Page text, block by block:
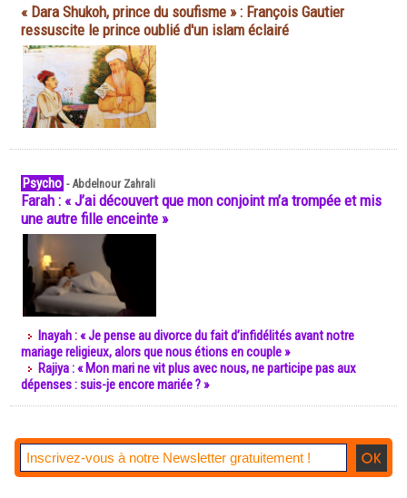
« Dara Shukoh, prince du soufisme » : François Gautier
ressuscite le prince oublié d'un islam éclairé
Psycho -Abdelnour Zahrali
Farah : « J’ai découvert que mon conjoint m’a trompée et mis
une autre fille enceinte »
Inayah : « Je pense au divorce du fait d’infidélités avant notre
mariage religieux, alors que nous étions en couple »
Rajiya : « Mon mari ne vit plus avec nous, ne participe pas aux
dépenses : suis-je encore mariée ? »